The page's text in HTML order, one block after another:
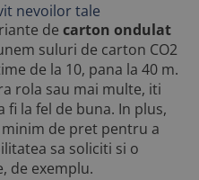
nevoilor tale
de carton ondulat
suluri de carton CO2
de la 10, pana la 40 m.
rola sau mai multe, iti
la fel de buna. In plus,
de pret pentru a
sa soliciti si o
de exemplu.